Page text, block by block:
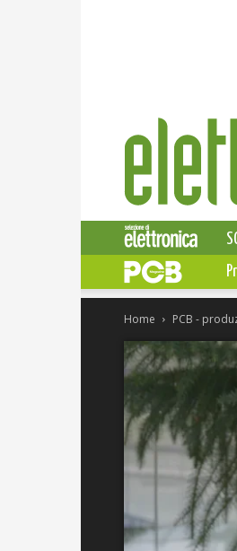
Elettronica
News
Home PCB -